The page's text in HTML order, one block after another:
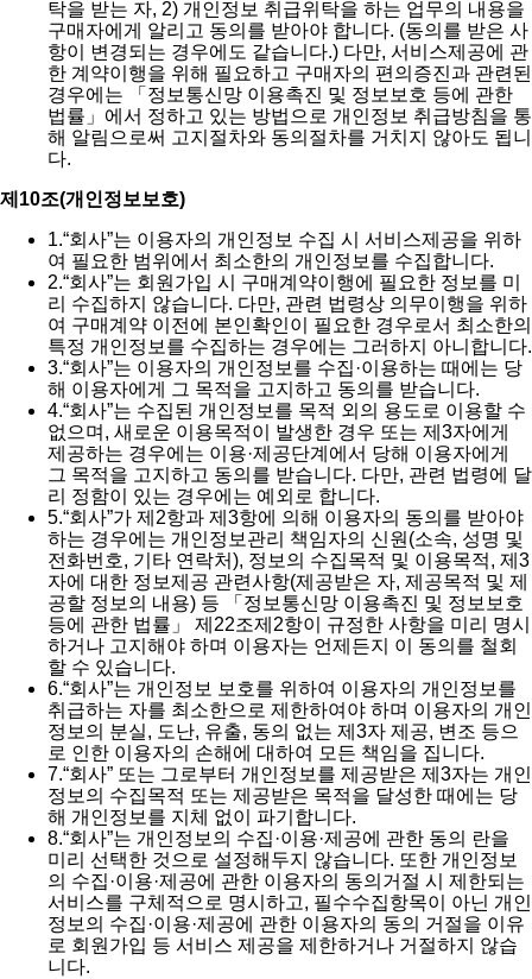
탁을 받는 자, 2) 개인정보 취급위탁을 하는 업무의 내용을
구매자에게 알리고 동의를 받아야 합니다. (동의를 받은 사
항이 변경되는 경우에도 같습니다.) 다만, 서비스제공에 관
한 계약이행을 위해 필요하고 구매자의 편의증진과 관련된
경우에는 「정보통신망 이용촉진 및 정보보호 등에 관한
법률」에서 정하고 있는 방법으로 개인정보 취급방침을 통
해 알림으로써 고지절차와 동의절차를 거치지 않아도 됩니
다.
제10조(개인정보보호)
1.“회사”는 이용자의 개인정보 수집 시 서비스제공을 위하
여 필요한 범위에서 최소한의 개인정보를 수집합니다.
2.“회사”는 회원가입 시 구매계약이행에 필요한 정보를 미
리 수집하지 않습니다. 다만, 관련 법령상 의무이행을 위하
여 구매계약 이전에 본인확인이 필요한 경우로서 최소한의
특정 개인정보를 수집하는 경우에는 그러하지 아니합니다.
3.“회사”는 이용자의 개인정보를 수집·이용하는 때에는 당
해 이용자에게 그 목적을 고지하고 동의를 받습니다.
4.“회사”는 수집된 개인정보를 목적 외의 용도로 이용할 수
없으며, 새로운 이용목적이 발생한 경우 또는 제3자에게
제공하는 경우에는 이용·제공단계에서 당해 이용자에게
그 목적을 고지하고 동의를 받습니다. 다만, 관련 법령에 달
리 정함이 있는 경우에는 예외로 합니다.
5.“회사”가 제2항과 제3항에 의해 이용자의 동의를 받아야
하는 경우에는 개인정보관리 책임자의 신원(소속, 성명 및
전화번호, 기타 연락처), 정보의 수집목적 및 이용목적, 제3
자에 대한 정보제공 관련사항(제공받은 자, 제공목적 및 제
공할 정보의 내용) 등 「정보통신망 이용촉진 및 정보보호
등에 관한 법률」 제22조제2항이 규정한 사항을 미리 명시
하거나 고지해야 하며 이용자는 언제든지 이 동의를 철회
할 수 있습니다.
6.“회사”는 개인정보 보호를 위하여 이용자의 개인정보를
취급하는 자를 최소한으로 제한하여야 하며 이용자의 개인
정보의 분실, 도난, 유출, 동의 없는 제3자 제공, 변조 등으
로 인한 이용자의 손해에 대하여 모든 책임을 집니다.
7.“회사” 또는 그로부터 개인정보를 제공받은 제3자는 개인
정보의 수집목적 또는 제공받은 목적을 달성한 때에는 당
해 개인정보를 지체 없이 파기합니다.
8.“회사”는 개인정보의 수집·이용·제공에 관한 동의 란을
미리 선택한 것으로 설정해두지 않습니다. 또한 개인정보
의 수집·이용·제공에 관한 이용자의 동의거절 시 제한되는
서비스를 구체적으로 명시하고, 필수수집항목이 아닌 개인
정보의 수집·이용·제공에 관한 이용자의 동의 거절을 이유
로 회원가입 등 서비스 제공을 제한하거나 거절하지 않습
니다.